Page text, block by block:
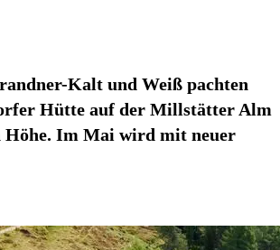
Kalt und Weiß pachten
Hütte auf der Millstätter Alm
Höhe. Im Mai wird mit neuer